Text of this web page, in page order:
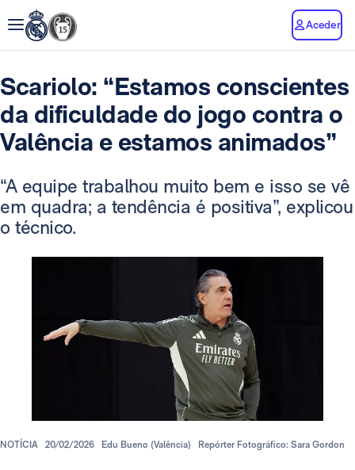
Aceder
Scariolo: “Estamos conscientes
da dificuldade do jogo contra o
Valência e estamos animados”
“A equipe trabalhou muito bem e isso se vê
em quadra; a tendência é positiva”, explicou
o técnico.
NOTÍCIA 20/02/2026 Edu Bueno (Valência) Repórter Fotográfico: Sara Gordon